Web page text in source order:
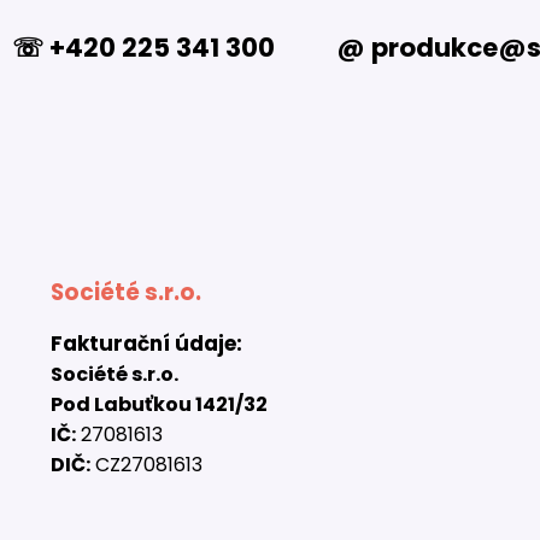
☏ +420 225 341 300 @
Société s.r.o.
Fakturační údaje:
Société s.r.o.
Pod Labuťkou 1421/32
IČ:27081613
DIČ:CZ27081613